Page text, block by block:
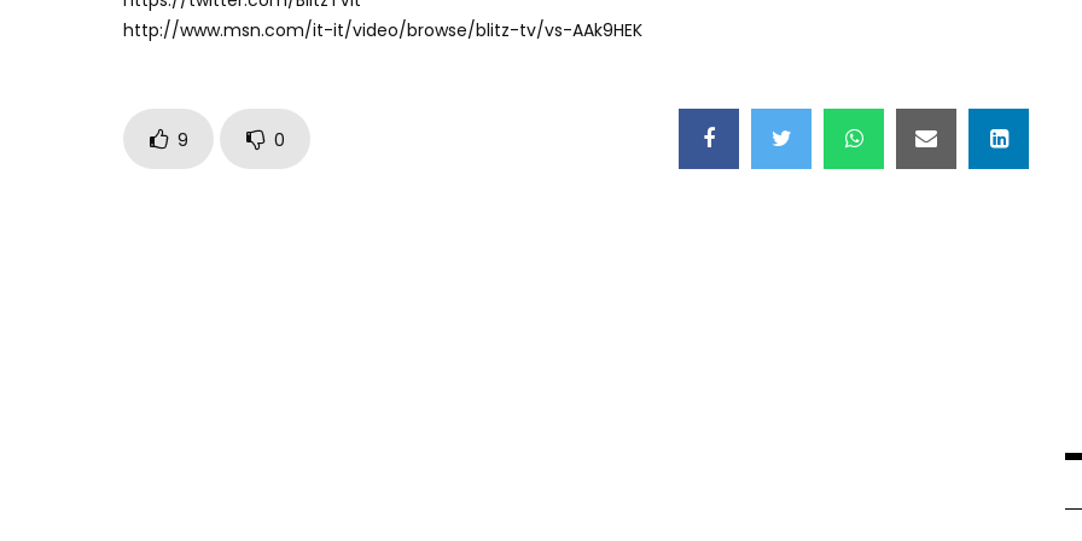
http://www.msn.com/it-it/video/browse/blitz-tv/vs-AAk9HEK
9 0